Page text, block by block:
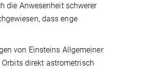
die Anwesenheit schwerer
dass enge
von Einsteins Allgemeiner
direkt astrometrisch